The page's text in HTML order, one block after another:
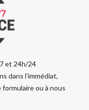
et 24h/24
dans l’immédiat,
formulaire ou à nous